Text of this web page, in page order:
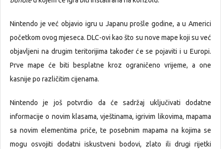
Nintendo je već objavio igru u Japanu prošle godine, a u Americi
početkom ovog mjeseca. DLC-ovi kao što su nove mape koji su već
objavljeni na drugim teritorijima također će se pojaviti i u Europi.
Prve mape će biti besplatne kroz ograničeno vrijeme, a one
kasnije po različitim cijenama.
Nintendo je još potvrdio da će sadržaj uključivati dodatne
informacije o novim klasama, vještinama, igrivim likovima, mapama
sa novim elementima priče, te posebnim mapama na kojima se
mogu osvojiti dodatni iskustveni bodovi, zlato ili drugi rijetki